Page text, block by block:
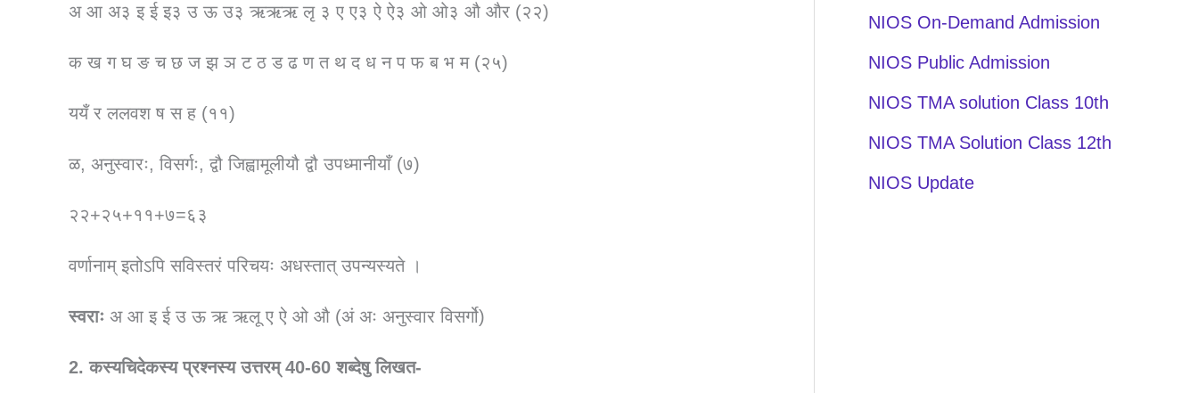
अ आ अ३ इ ई इ३ उ ऊ उ३ ऋऋऋ लृ ३ ए ए३ ऐ ऐ३ ओ ओ३ औ और (२२)
क ख ग घ ङ च छ ज झ ञ ट ठ ड ढ ण त थ द ध न प फ ब भ म (२५)
ययँ र ललवश ष स ह (११)
ळ, अनुस्वारः, विसर्गः, द्वौ जिह्वामूलीयौ द्वौ उपध्मानीयाँ (७)
२२+२५+११+७=६३
वर्णानाम् इतोऽपि सविस्तरं परिचयः अधस्तात् उपन्यस्यते ।
स्वराः अ आ इ ई उ ऊ ऋ ऋलू ए ऐ ओ औ (अं अः अनुस्वार विसर्गो)
2. कस्यचिदेकस्य प्रश्नस्य उत्तरम् 40-60 शब्देषु लिखत-
NIOS On-Demand Admission
NIOS Public Admission
NIOS TMA solution Class 10th
NIOS TMA Solution Class 12th
NIOS Update